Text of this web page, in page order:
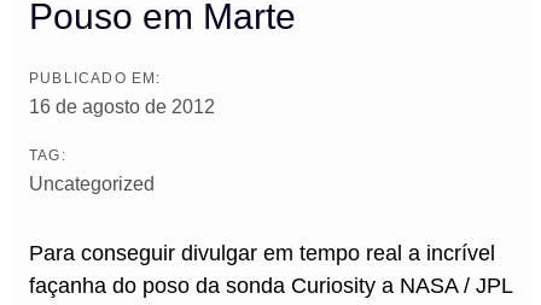
Pouso em Marte
PUBLICADO EM:
16 de agosto de 2012
TAG:
Uncategorized
Para conseguir divulgar em tempo real a incrível
façanha do poso da sonda Curiosity a NASA / JPL